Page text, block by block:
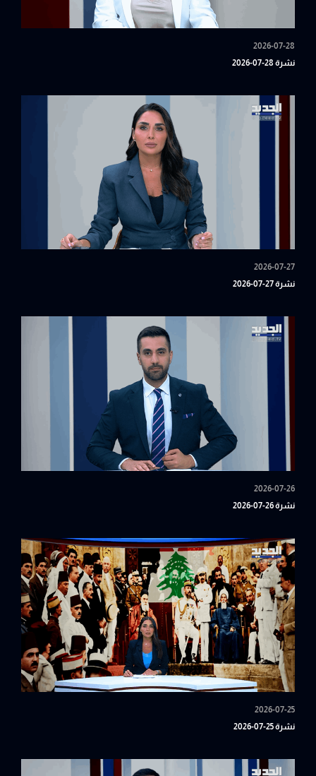
2026-07-28
نشرة 28-07-2026
2026-07-27
نشرة 27-07-2026
2026-07-26
نشرة 26-07-2026
2026-07-25
نشرة 25-07-2026